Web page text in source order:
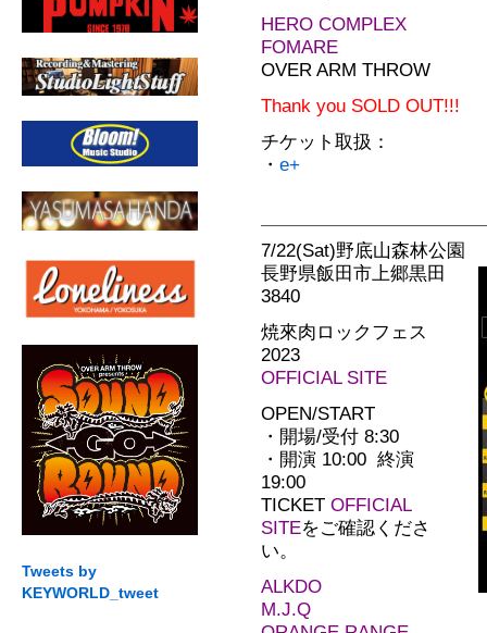
Tweets by
KEYWORLD_tweet
HERO COMPLEX
FOMARE
OVER ARM THROW
Thank you SOLD OUT!!!
チケット取扱：
・ e+
7/22(Sat)野底山森林公園
長野県飯田市上郷黒田
3840
焼來肉ロックフェス
2023
OFFICIAL SITE
OPEN/START
・開場/受付 8:30
・開演 10:00 終演
19:00
TICKET OFFICIAL
SITEをご確認くださ
い。
ALKDO
M.J.Q